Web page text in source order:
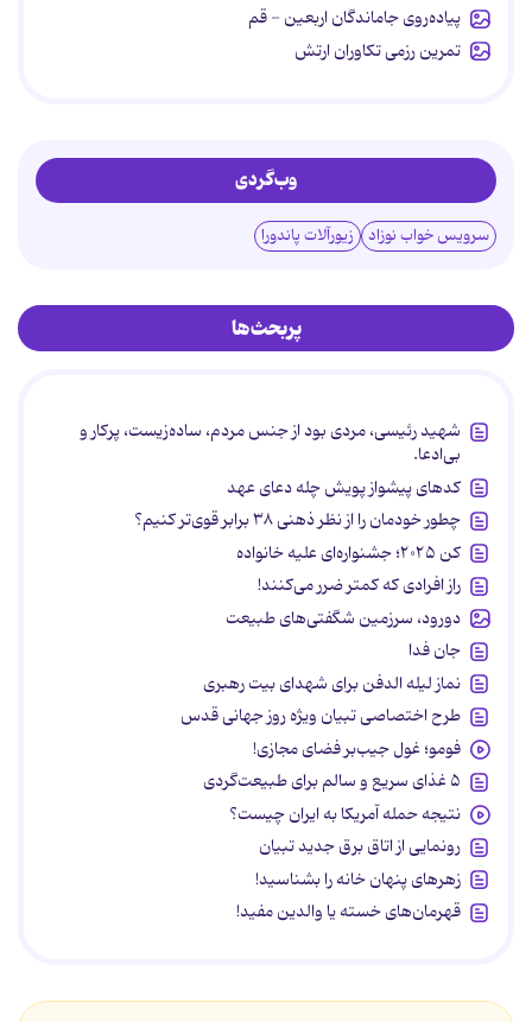
پیاده‌روی جاماندگان اربعین - قم
تمرین رزمی تکاوران ارتش
وب‌گردی
سرویس خواب نوزاد زیورآلات پاندورا
پربحث‌ها
شهید رئیسی، مردی بود از جنس مردم، ساده‌زیست، پرکار و
بی‌ادعا.
کدهای پیشواز پویش چله دعای عهد
چطور خودمان را از نظر ذهنی ۳۸ برابر قوی‌تر کنیم؟
کن ۲۰۲۵؛ جشنواره‌ای علیه خانواده
راز افرادی که کمتر ضرر می‌کنند!
دورود، سرزمین شگفتی‌های طبیعت
جان فدا
نماز لیله الدفن برای شهدای بیت رهبری
طرح اختصاصی تبیان ویژه روز جهانی قدس
فومو؛ غول جیب‌بر فضای مجازی!
۵ غذای سریع و سالم برای طبیعت‌گردی
نتیجه حمله آمریکا به ایران چیست؟
رونمایی از اتاق برق جدید تبیان
زهرهای پنهان خانه را بشناسید!
قهرمان‌های خسته یا والدین مفید!